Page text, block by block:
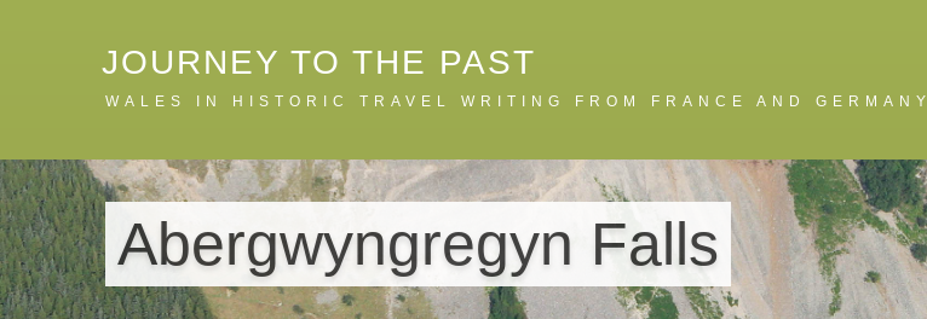
JOURNEY TO THE PAST
WALES IN HISTORIC TRAVEL WRITING FROM FRANCE AND GERMANY
Abergwyngregyn Falls